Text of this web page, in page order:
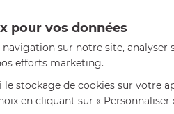
fait. La livraison a été très rapide. ...»
pour vos données
sur notre site, analyser
efforts marketing.
stockage de cookies sur votre
en cliquant sur « Personnaliser